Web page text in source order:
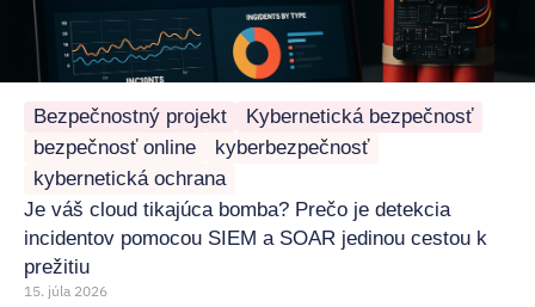
Bezpečnostný projekt
Kybernetická bezpečnosť
bezpečnosť online
kyberbezpečnosť
kybernetická ochrana
Je váš cloud tikajúca bomba? Prečo je detekcia
incidentov pomocou SIEM a SOAR jedinou cestou k
prežitiu
15. júla 2026